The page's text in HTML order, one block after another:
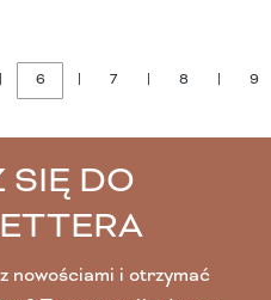
| 6 | 7 | 8 | 9
DO
nowościami i otrzymać